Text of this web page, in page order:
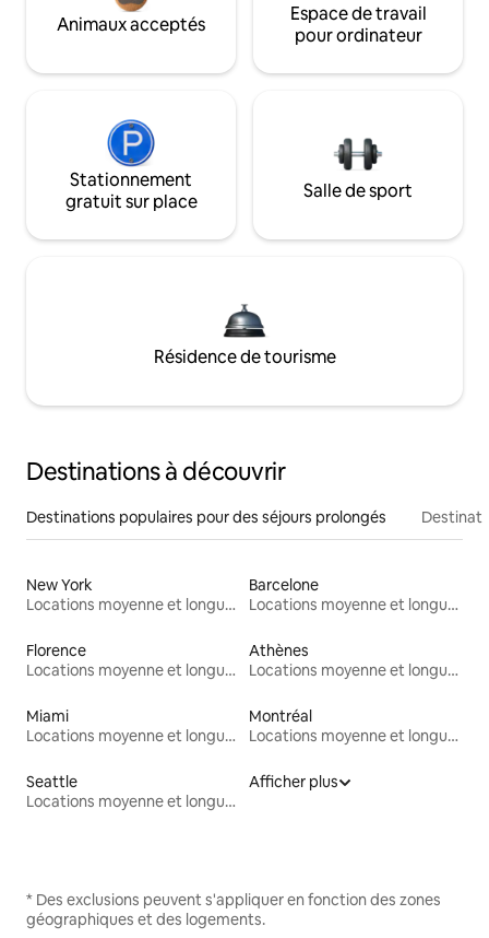
Animaux acceptés
Espace de travail
pour ordinateur
Stationnement
gratuit sur place
Salle de sport
Résidence de tourisme
Destinations à découvrir
Destinations populaires pour des séjours prolongés
New York
Locations moyenne et longue durée
Barcelone
Locations moyenne et longue durée
Florence
Locations moyenne et longue durée
Athènes
Locations moyenne et longue durée
Miami
Locations moyenne et longue durée
Montréal
Locations moyenne et longue durée
Seattle
Locations moyenne et longue durée
Afficher plus
* Des exclusions peuvent s'appliquer en fonction des zones
géographiques et des logements.